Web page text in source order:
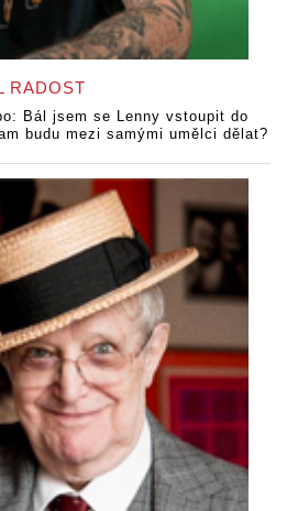
RADOST
Bál jsem se Lenny vstoupit do
budu mezi samými umělci dělat?